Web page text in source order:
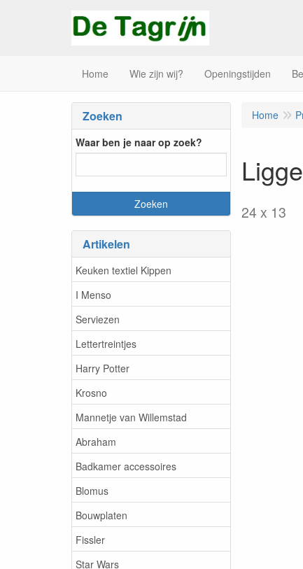
Home Wie zijn wij? Openingstijden
Zoeken
Waar ben je naar op zoek?
Artikelen
Keuken textiel Kippen
I Menso
Serviezen
Lettertreintjes
Harry Potter
Krosno
Mannetje van Willemstad
Abraham
Badkamer accessoires
Blomus
Bouwplaten
Fissler
Star Wars
Home
24 x 13